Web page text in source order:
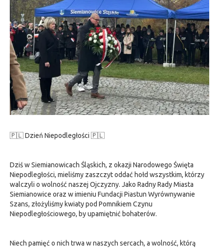
🇵🇱 Dzień Niepodległości 🇵🇱
Dziś w Siemianowicach Śląskich, z okazji Narodowego Święta
Niepodległości, mieliśmy zaszczyt oddać hołd wszystkim, którzy
walczyli o wolność naszej Ojczyzny. Jako Radny Rady Miasta
Siemianowice oraz w imieniu Fundacji Piastun Wyrównywanie
Szans, złożyliśmy kwiaty pod Pomnikiem Czynu
Niepodległościowego, by upamiętnić bohaterów.
Niech pamięć o nich trwa w naszych sercach, a wolność, którą